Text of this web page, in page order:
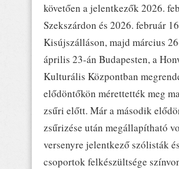
követően a jelentkezők 2026.
Szekszárdon és 2026. február
Kisújszálláson, majd március
április 23-án Budapesten, a
Kulturális Központban
elődöntőkön mérettették meg
zsűri előtt. Már a második
zsűrizése után megállapítható
versenyre jelentkező szólisták és
csoportok felkészültsége